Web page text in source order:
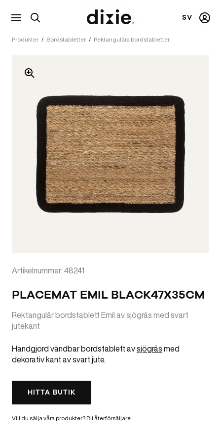
Visa SV
Mitt
Produkter / Bordstabletter / Rektangulära bordstabletter
Artikelnummer: 48241
PLACEMAT EMIL BLACK47X35CM
Rektangulär bordstablett Emil av sjögräs med svart
jutekant
Handgjord vändbar bordstablett avsjögräsmed
dekorativ kant av svart jute.
HITTA BUTIK
Vill du sälja våra produkter?Bli återförsäljare